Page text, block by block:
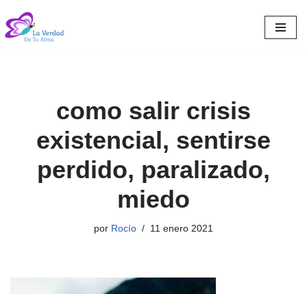
Saltar
como salir crisis
existencial, sentirse
perdido, paralizado,
miedo
por Rocío 11 enero 2021